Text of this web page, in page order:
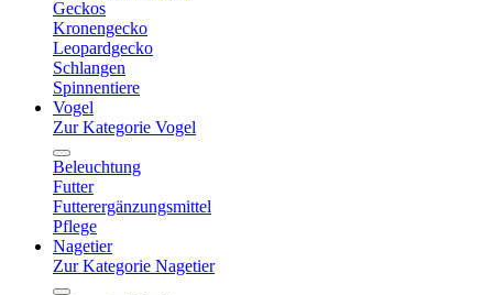
Geckos
Kronengecko
Leopardgecko
Schlangen
Spinnentiere
Vogel
Zur Kategorie Vogel
Beleuchtung
Futter
Futterergänzungsmittel
Pflege
Nagetier
Zur Kategorie Nagetier